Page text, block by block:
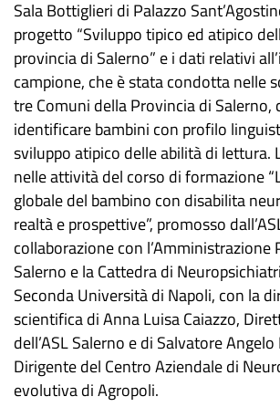
Sala Bottiglieri di Palazzo
progetto “Sviluppo tipico ed atipico
provincia di Salerno” e i dati relativi
campione, che è stata condotta nelle
tre Comuni della Provincia di Salerno,
identificare bambini con profilo
sviluppo atipico delle abilità di lettura.
nelle attività del corso di formazione
globale del bambino con disabilita
realtà e prospettive”, promosso
collaborazione con l’Amministrazione
Salerno e la Cattedra di
Seconda Università di Napoli, con la
scientifica di Anna Luisa Caiazzo,
dell’ASL Salerno e di Salvatore
Dirigente del Centro Aziendale di
evolutiva di Agropoli.